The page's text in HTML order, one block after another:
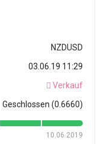
NZDUSD
03.06.19 11:29
Verkauf
Geschlossen (0.6660)
10.06.2019